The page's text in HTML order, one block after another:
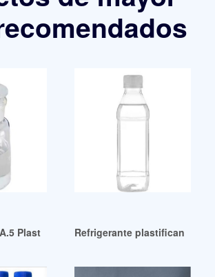
Plastificantes y PVC (SL) Reino Unido
Refrigerante plastificante